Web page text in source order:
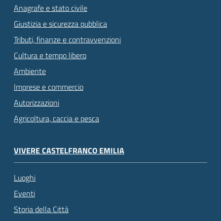
Anagrafe e stato civile
Giustizia e sicurezza pubblica
Tributi, finanze e contravvenzioni
Cultura e tempo libero
Ambiente
Imprese e commercio
Autorizzazioni
Agricoltura, caccia e pesca
VIVERE CASTELFRANCO EMILIA
Luoghi
Eventi
Storia della Città